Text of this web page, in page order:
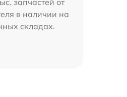
запчастей от
в наличии на
складах.